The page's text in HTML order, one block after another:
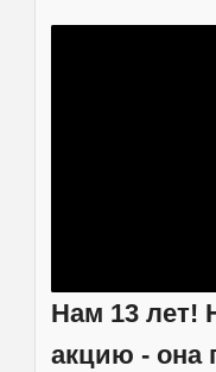
Нам 13 лет!
акцию - она